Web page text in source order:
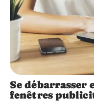
Se débarrasser
fenêtres